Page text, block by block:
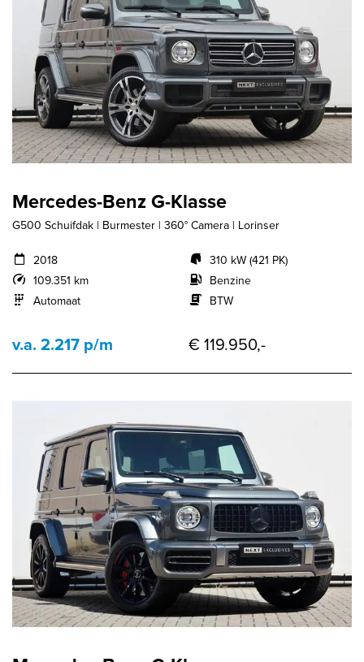
Mercedes-Benz G-Klasse
G500 Schuifdak | Burmester | 360° Camera | Lorinser
2018
109.351 km
Automaat
310 kW (421 PK)
Benzine
BTW
v.a. 2.217 p/m € 119.950,-